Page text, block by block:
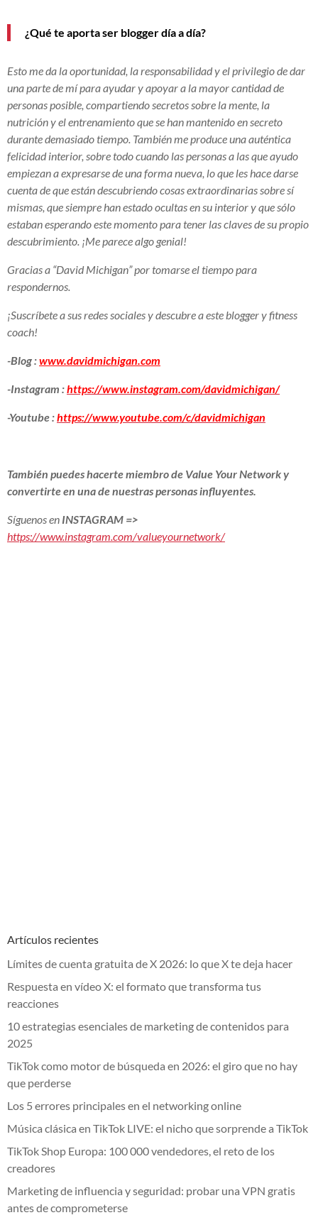
¿Qué te aporta ser blogger día a día?
Esto me da la oportunidad, la responsabilidad y el privilegio de dar
una parte de mí para ayudar y apoyar a la mayor cantidad de
personas posible, compartiendo secretos sobre la mente, la
nutrición y el entrenamiento que se han mantenido en secreto
durante demasiado tiempo. También me produce una auténtica
felicidad interior, sobre todo cuando las personas a las que ayudo
empiezan a expresarse de una forma nueva, lo que les hace darse
cuenta de que están descubriendo cosas extraordinarias sobre sí
mismas, que siempre han estado ocultas en su interior y que sólo
estaban esperando este momento para tener las claves de su propio
descubrimiento. ¡Me parece algo genial!
Gracias a “David Michigan” por tomarse el tiempo para
respondernos.
¡Suscríbete a sus redes sociales y descubre a este blogger y fitness
coach!
-Blog :www.davidmichigan.com
-Instagram :https://www.instagram.com/davidmichigan/
-Youtube :https://www.youtube.com/c/davidmichigan
También puedes hacerte miembro de Value Your Network y
convertirte en una de nuestras personas influyentes.
Síguenos en INSTAGRAM =>
https://www.instagram.com/valueyournetwork/
Artículos recientes
Límites de cuenta gratuita de X 2026: lo que X te deja hacer
Respuesta en vídeo X: el formato que transforma tus
reacciones
10 estrategias esenciales de marketing de contenidos para
2025
TikTok como motor de búsqueda en 2026: el giro que no hay
que perderse
Los 5 errores principales en el networking online
Música clásica en TikTok LIVE: el nicho que sorprende a TikTok
TikTok Shop Europa: 100 000 vendedores, el reto de los
creadores
Marketing de influencia y seguridad: probar una VPN gratis
antes de comprometerse